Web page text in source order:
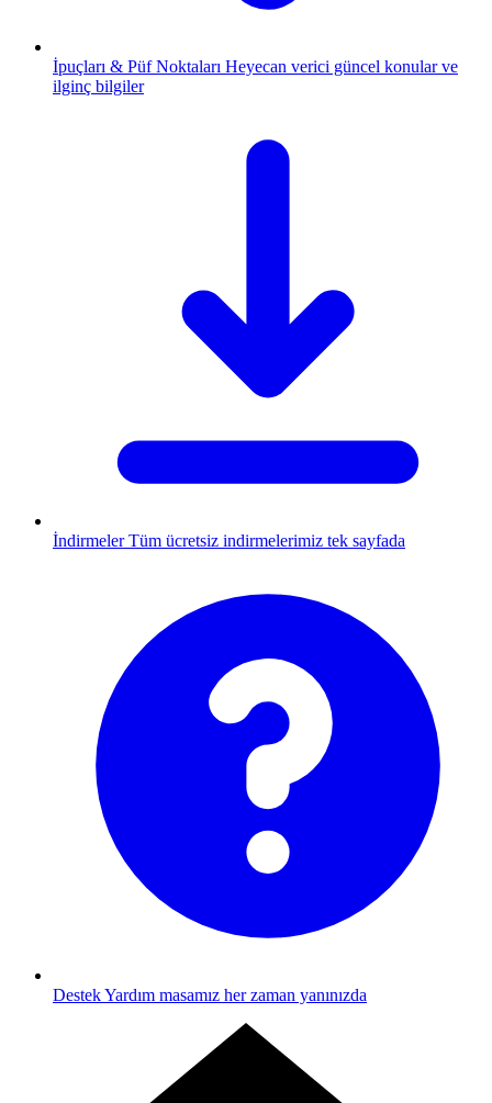
İpuçları & Püf Noktaları Heyecan verici güncel konular ve
ilginç bilgiler
İndirmeler Tüm ücretsiz indirmelerimiz tek sayfada
DestekYardım masamız her zaman yanınızda